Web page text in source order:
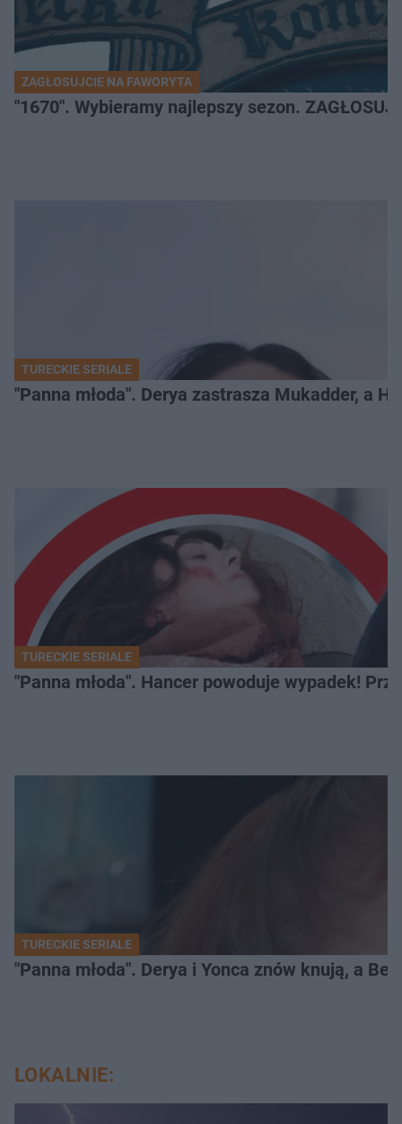
ZAGŁOSUJCIE NA FAWORYTA
"1670". Wybieramy najlepszy sezon. ZAGŁOSUJ
TURECKIE SERIALE
"Panna młoda". Derya zastrasza Mukadder, a
TURECKIE SERIALE
"Panna młoda". Hancer powoduje wypadek!
TURECKIE SERIALE
"Panna młoda". Derya i Yonca znów knują, a
LOKALNIE: